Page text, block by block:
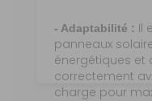
- Adaptabilité : Il
panneaux
énergétiques et
correctement
charge pour